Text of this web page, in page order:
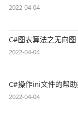
2022-04-04
C#图表算法之无向图
2022-04-04
C#操作ini文件的帮
2022-04-04